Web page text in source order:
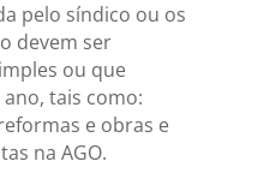
pelo síndico ou os
devem ser
ou que
tais como:
e obras e
na AGO.